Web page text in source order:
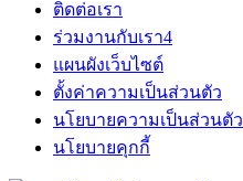
ติดต่อเรา
ร่วมงานกับเรา4
แผนผังเว็บไซต์
ตั้งค่าความเป็นส่วนตัว
นโยบายความเป็นส่วนตัว
นโยบายคุกกี้